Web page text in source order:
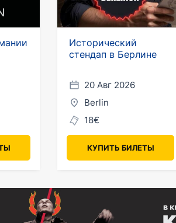
Исторический
стендап в Берлине
20 Авг 2026
Berlin
18€
КУПИТЬ БИЛЕТЫ